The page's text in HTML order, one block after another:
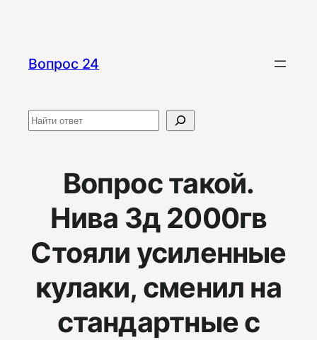
содержимому
Вопрос 24
Поиск
Вопрос такой.
Нива 3д 2000гв
Стояли усиленные
кулаки, сменил на
стандартные с